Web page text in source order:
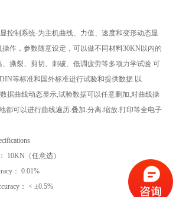
控制系统-为主机曲线、力值、速度和变形动态显
作，参数随意设定，可以做不同材料30KN 以内的
撕裂、剪切、刺破、低调疲劳等多项力学试验.可
等标准和国外标准进行试验和提供数据. 以
据曲线动态显示,试验数据可以任意删加,对曲线操
都可以进行曲线遍历.叠加.分离.缩放.打印等全电子
： 10KN （任意选）
： 0.01%
： < ±0.5%